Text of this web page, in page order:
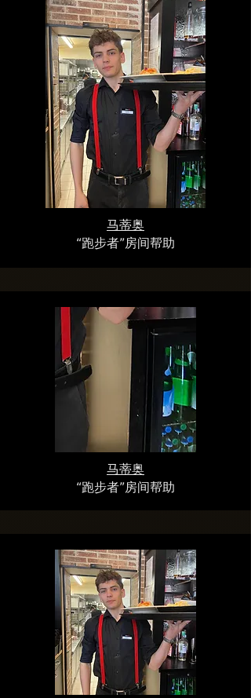
马蒂奥
“跑步者”房间帮助
马蒂奥
“跑步者”房间帮助